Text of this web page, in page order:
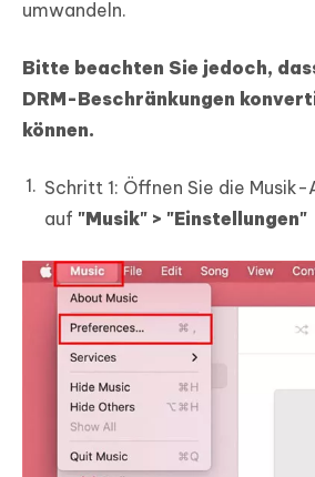
umwandeln.
Bitte beachten Sie jedoch,
DRM-Beschränkungen
können.
Schritt 1: Öffnen Sie die Musik-
auf "Musik" > "Einstellungen"